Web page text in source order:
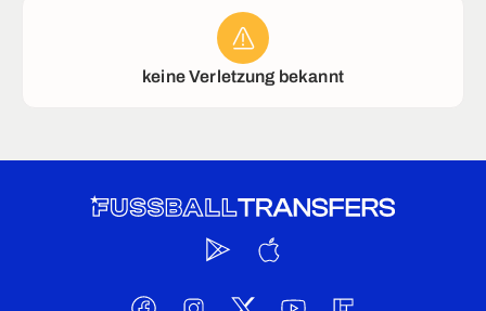
keine Verletzung bekannt